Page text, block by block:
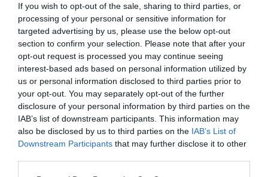
If you wish to opt-out of the sale, sharing to third parties, or
processing of your personal or sensitive information for
targeted advertising by us, please use the below opt-out
section to confirm your selection. Please note that after your
opt-out request is processed you may continue seeing
interest-based ads based on personal information utilized by
us or personal information disclosed to third parties prior to
your opt-out. You may separately opt-out of the further
disclosure of your personal information by third parties on the
IAB’s list of downstream participants. This information may
also be disclosed by us to third parties on the IAB’s List of
Downstream Participants that may further disclose it to other
+8,04%
Ver producto
DIA
2,25€